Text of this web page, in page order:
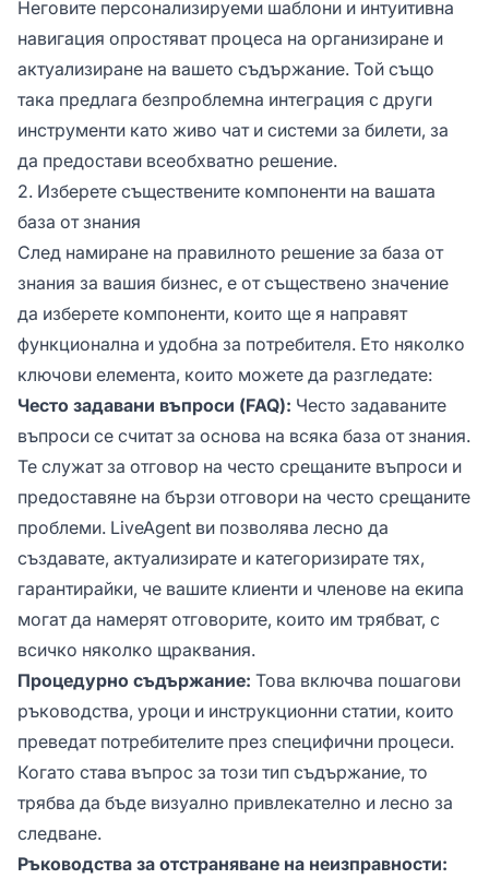
Неговите персонализируеми шаблони и интуитивна
навигация опростяват процеса на организиране и
актуализиране на вашето съдържание. Той също
така предлага безпроблемна интеграция с други
инструменти като живо чат и системи за билети, за
да предостави всеобхватно решение.
2. Изберете съществените компоненти на вашата
база от знания
След намиране на правилното решение за база от
знания за вашия бизнес, е от съществено значение
да изберете компоненти, които ще я направят
функционална и удобна за потребителя. Ето няколко
ключови елемента, които можете да разгледате:
Често задавани въпроси (FAQ): Често задаваните
въпроси се считат за основа на всяка база от знания.
Те служат за отговор на често срещаните въпроси и
предоставяне на бързи отговори на често срещаните
проблеми. LiveAgent ви позволява лесно да
създавате, актуализирате и категоризирате тях,
гарантирайки, че вашите клиенти и членове на екипа
могат да намерят отговорите, които им трябват, с
всичко няколко щраквания.
Процедурно съдържание: Това включва пошагови
ръководства, уроци и инструкционни статии, които
преведат потребителите през специфични процеси.
Когато става въпрос за този тип съдържание, то
трябва да бъде визуално привлекателно и лесно за
следване.
Ръководства за отстраняване на неизправности: